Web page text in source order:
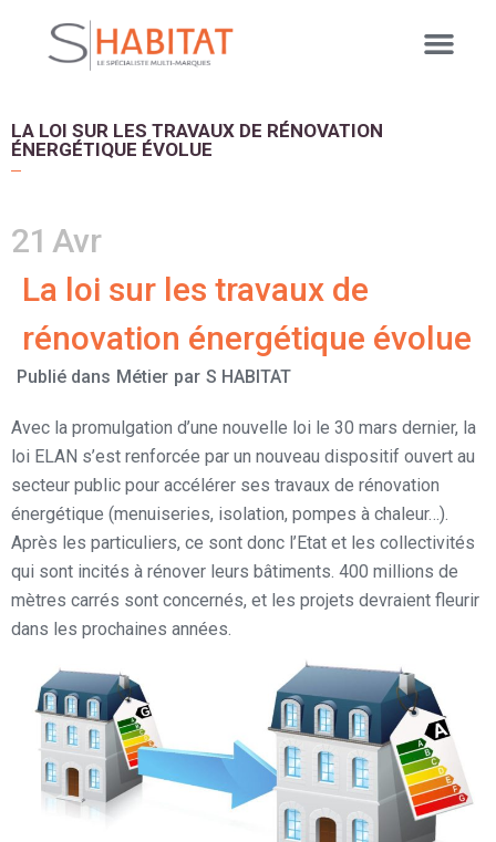
LA LOI SUR LES TRAVAUX DE RÉNOVATION
ÉNERGÉTIQUE ÉVOLUE
21 Avr
La loi sur les travaux de
rénovation énergétique évolue
Publié dans Métier par S HABITAT
Avec la promulgation d’une nouvelle loi le 30 mars dernier, la
loi ELAN s’est renforcée par un nouveau dispositif ouvert au
secteur public pour accélérer ses travaux de rénovation
énergétique (menuiseries, isolation, pompes à chaleur…).
Après les particuliers, ce sont donc l’Etat et les collectivités
qui sont incités à rénover leurs bâtiments. 400 millions de
mètres carrés sont concernés, et les projets devraient fleurir
dans les prochaines années.